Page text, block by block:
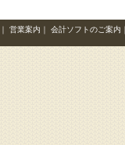
｜ 営業案内 ｜ 会計ソフトのご案内